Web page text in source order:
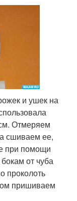
и ушек на
Отмеряем
сшиваем ее,
при помощи
от чуба
проколоть
пришиваем